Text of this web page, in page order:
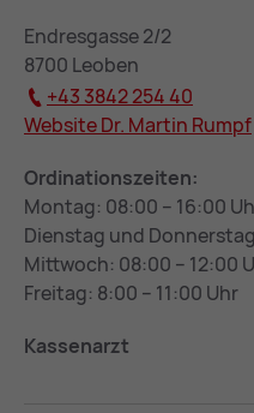
Endresgasse 2/2
8700 Leoben
+43 3842 254 40
Web­site Dr. Mar­tin Rumpf
Ordinationszeiten:
Montag: 08:00 – 16:00
Dienstag und
Mittwoch: 08:00 – 12:00
Freitag: 8:00 – 11:00 Uhr
Kassenarzt